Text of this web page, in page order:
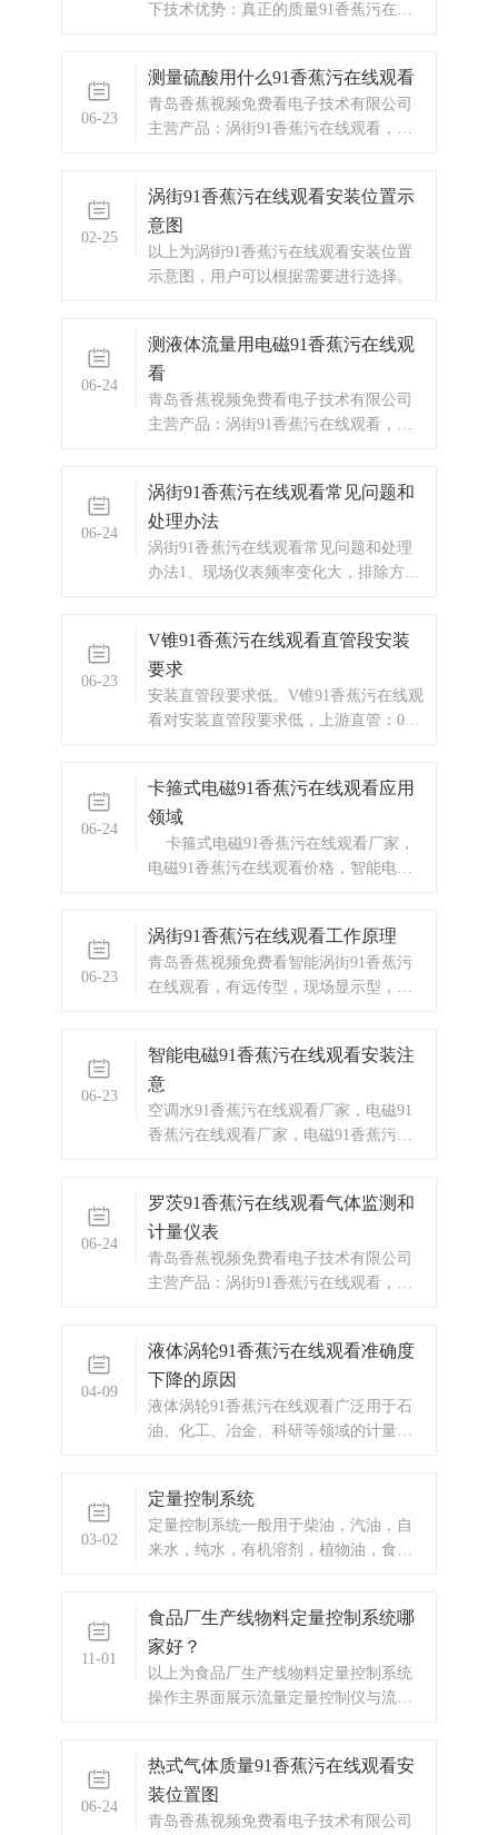
下技术优势：真正的质量91香蕉污在线
06-23
测量硫酸用什么91香蕉污在线观看
青岛香蕉视频免费看电子技术有限公司
主营产品：涡街91香蕉污在线观看，电
表，分析仪器，水质监测设备，压力仪
表等，以及承接电气自动化项目。欢迎
来电咨询。
02-25
涡街91香蕉污在线观看安装位置示
意图
以上为涡街91香蕉污在线观看安装位置
示意图，用户可以根据需要进行选择。
06-24
测液体流量用电磁91香蕉污在线观
看
青岛香蕉视频免费看电子技术有限公司
主营产品：涡街91香蕉污在线观看，电
表，分析仪器，水质监测设备，压力仪
表等，以及承接电气自动化项目。
06-24
涡街91香蕉污在线观看常见问题和
处理办法
涡街91香蕉污在线观看常见问题和处理
办法1、现场仪表频率变化大，排除方法
以，液体直管段不满足要求影响比较
大，直管段不够长建议更改安装位置。
2）现场有有电磁干扰，方法：加强滤波
功能，把灵敏度
06-23
V锥91香蕉污在线观看直管段安装
要求
安装直管段要求低。V锥91香蕉污在线观
看对安装直管段要求低，上游直管：0－
直接与流动的高流速区域产生相互作
用，V锥体迫使高流速区域与靠近管壁的
低流速混合。流体接近锥体时流态变得"
06-24
卡箍式电磁91香蕉污在线观看应用
领域
卡箍式电磁91香蕉污在线观看厂家，
电磁91香蕉污在线观看价格，智能电磁
06-23
涡街91香蕉污在线观看工作原理
青岛香蕉视频免费看智能涡街91香蕉污
在线观看，有远传型，现场显示型，温
部门。
06-23
智能电磁91香蕉污在线观看安装注
意
空调水91香蕉污在线观看厂家，电磁91
香蕉污在线观看厂家，电磁91香蕉污在
06-24
罗茨91香蕉污在线观看气体监测和
计量仪表
青岛香蕉视频免费看电子技术有限公司
主营产品：涡街91香蕉污在线观看，电
表，分析仪器，水质监测设备，压力仪
表等，以及承接电气自动化项目。
04-09
液体涡轮91香蕉污在线观看准确度
下降的原因
液体涡轮91香蕉污在线观看广泛用于石
油、化工、冶金、科研等领域的计量、
03-02
定量控制系统
定量控制系统一般用于柴油，汽油，自
来水，纯水，有机溶剂，植物油，食用
定量控制器有两路控制，可以控制一个
管道中的两个泵或者两个电磁阀，或者
控制一台电磁阀和一台水泵。
11-01
食品厂生产线物料定量控制系统哪
家好？
以上为食品厂生产线物料定量控制系统
操作主界面展示流量定量控制仪与流量
量定量控制系统。本流量定量控制仪按
输入信号分为频率脉冲输入型和流量变
送信号输入型两种供用户选择订购。本
06-24
热式气体质量91香蕉污在线观看安
装位置图
青岛香蕉视频免费看电子技术有限公司